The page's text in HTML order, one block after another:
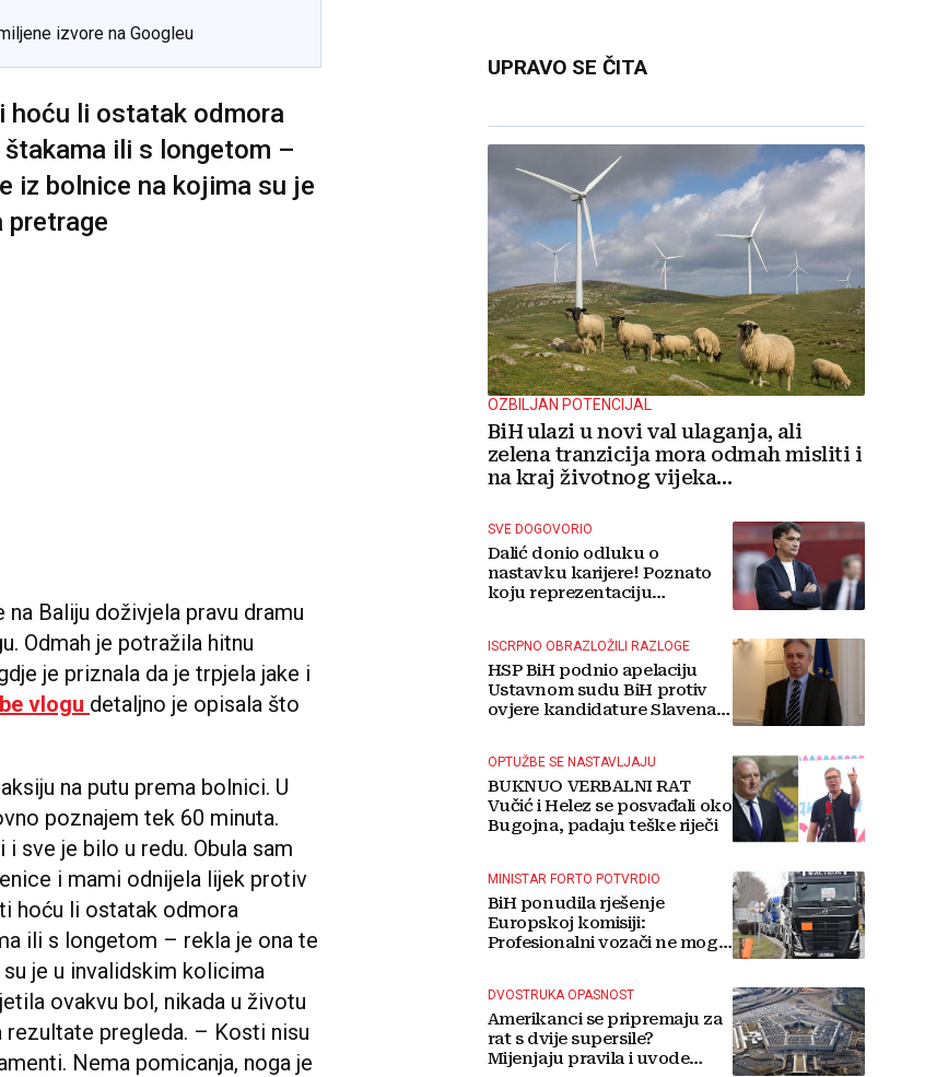
izvore na Googleu
hoću li ostatak odmora
ili s longetom –
iz bolnice na kojima su je
pretrage
na Baliju doživjela pravu dramu
Odmah je potražila hitnu
je priznala da je trpjela jake i
vlogu detaljno je opisala što
na putu prema bolnici. U
poznajem tek 60 minuta.
sve je bilo u redu. Obula sam
i mami odnijela lijek protiv
hoću li ostatak odmora
ili s longetom – rekla je ona te
je u invalidskim kolicima
ovakvu bol, nikada u životu
pregleda. – Kosti nisu
Nema pomicanja, noga je
UPRAVO SE ČITA
OZBILJAN POTENCIJAL
BiH ulazi u novi val ulaganja, ali
zelena tranzicija mora odmah misliti i
na kraj životnog vijeka
SVE DOGOVORIO
Dalić donio odluku o
nastavku karijere! Poznato
koju reprezentaciju
ISCRPNO OBRAZLOŽILI RAZLOGE
HSP BiH podnio apelaciju
Ustavnom sudu BiH protiv
ovjere kandidature Slavena
OPTUŽBE SE NASTAVLJAJU
BUKNUO VERBALNI RAT
Vučić i Helez se posvađali oko
Bugojna, padaju teške riječi
MINISTAR FORTO POTVRDIO
BiH ponudila rješenje
Europskoj komisiji:
Profesionalni vozači ne mogu
DVOSTRUKA OPASNOST
Amerikanci se pripremaju za
rat s dvije supersile?
Mijenjaju pravila i uvode